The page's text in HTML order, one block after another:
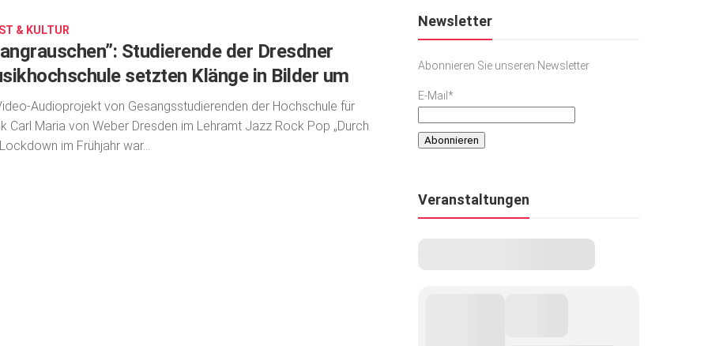
& KULTUR
Studierende der Dresdner
setzten Klänge in Bilder um
Audioprojekt von Gesangsstudierenden der Hochschule für
Carl Maria von Weber Dresden im Lehramt Jazz Rock Pop „Durch
im Frühjahr war...
Newsletter
Abonnieren Sie unseren Newsletter
E-Mail*
Veranstaltungen